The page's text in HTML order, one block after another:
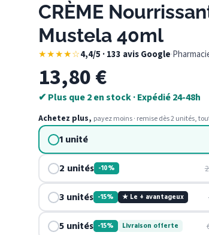
CRÈME
Mustela 40ml
★★★★☆4,4/5 · 133 avis Google·
13,80€
✔ Plus que 2 en stock · Expédié 24-48h
Achetez plus, payez moins · remise dès 2 unités,
1 unité
2 unités -10%
3 unités -15% ★ Le + avantageux
5 unités -15% Livraison offerte